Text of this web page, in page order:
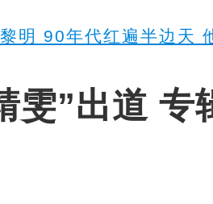
明 90年代红遍半边天
雯”出道 专